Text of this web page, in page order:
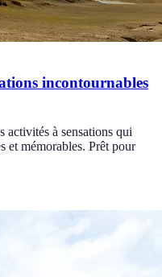
incontournables
activités à sensations qui
et mémorables. Prêt pour